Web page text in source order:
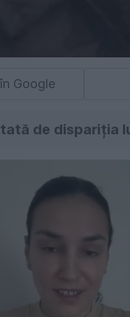
Google
de dispariția